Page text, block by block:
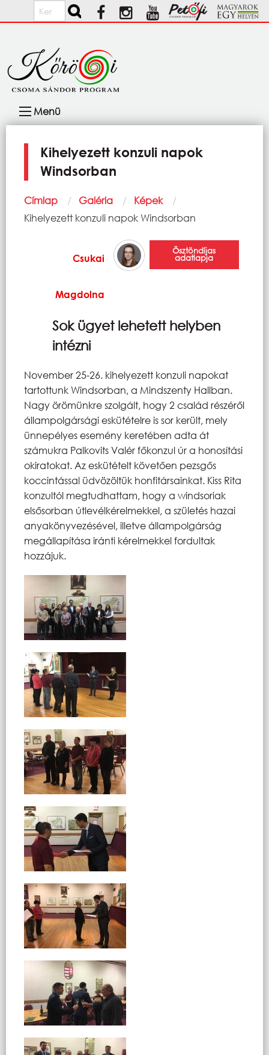
Ugrás a tartalomra
Keresés
navigáció
Menü
Kihelyezett konzuli napok
Windsorban
Morzsa
Címlap Galéria
Képek
Current:
Kihelyezett konzuli napok Windsorban
Csukai
Magdolna
Ösztöndíjas
adatlapja
Sok ügyet lehetett helyben
intézni
November 25-26. kihelyezett konzuli napokat
tartottunk Windsorban, a Mindszenty Hallban.
Nagy örömünkre szolgált, hogy 2 család részéről
állampolgársági eskütételre is sor került, mely
ünnepélyes esemény keretében adta át
számukra Palkovits Valér főkonzul úr a honosítási
okiratokat. Az eskütételt követően pezsgős
koccintással üdvözöltük honfitársainkat. Kiss Rita
konzultól megtudhattam, hogy a windsoriak
elsősorban útlevélkérelmekkel, a születés hazai
anyakönyvezésével, illetve állampolgárság
megállapítása iránti kérelmekkel fordultak
hozzájuk.